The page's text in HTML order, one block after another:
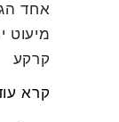
אחד
מיעוט
קרקע
קרא